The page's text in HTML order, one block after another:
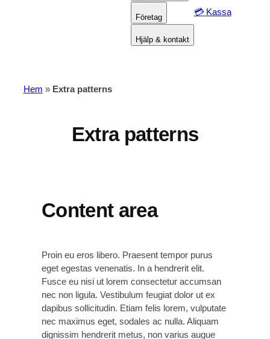
Företag
Hjälp & kontakt
💳 Kassa
Hem » Extra patterns
Extra patterns
Content area
Proin eu eros libero. Praesent tempor purus
eget egestas venenatis. In a hendrerit elit.
Fusce eu nisi ut lorem consectetur accumsan
nec non ligula. Vestibulum feugiat dolor ut ex
dapibus sollicitudin. Etiam felis lorem, vulputate
nec maximus eget, sodales ac nulla. Aliquam
dignissim hendrerit metus, non varius augue